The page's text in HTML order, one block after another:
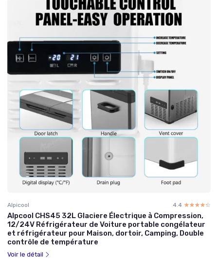
Alpicool 4.4 ☆☆☆☆☆
★★★★★
Alpcool CHS45 32L Glaciere Électrique à Compression,
12/24V Réfrigérateur de Voiture portable congélateur
et réfrigérateur pour Maison, dortoir, Camping, Double
contrôle de température
Voir le détail